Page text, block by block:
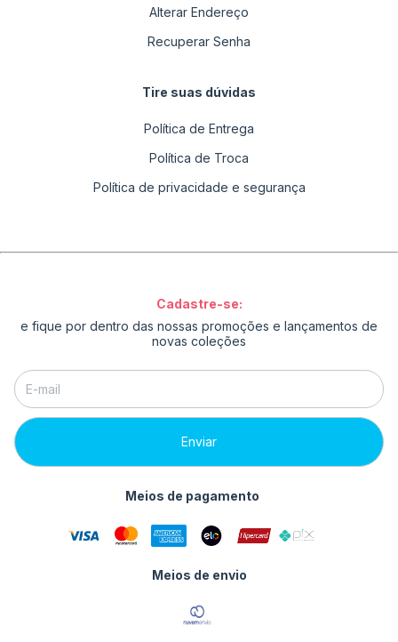
Alterar Endereço
Recuperar Senha
Tire suas dúvidas
Política de Entrega
Política de Troca
Política de privacidade e segurança
Cadastre-se:
e fique por dentro das nossas promoções e lançamentos de
novas coleções
Meios de pagamento
Meios de envio